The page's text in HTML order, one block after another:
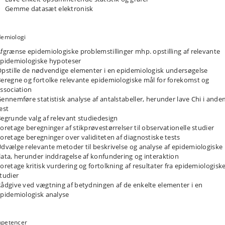
baseret på EBVM.
Gemme datasæt elektronisk
epidemiologiske problemstillinger mhp. opstilling af relevante
hypoteser
de nødvendige elementer i en epidemiologisk undersøgelse
og fortolke relevante epidemiologiske mål for forekomst og
statistisk analyse af antalstabeller, herunder lave Chi i anden
valg af relevant studiedesign
beregninger af stikprøvestørrelser til observationelle studier
beregninger over validiteten af diagnostiske tests
relevante metoder til beskrivelse og analyse af epidemiologiske
herunder inddragelse af konfundering og interaktion
kritisk vurdering og fortolkning af resultater fra epidemiologiske
ved vægtning af betydningen af de enkelte elementer i en
analyse